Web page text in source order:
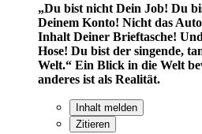
„Du bist nicht Dein Job! Du
Deinem Konto! Nicht das
Inhalt Deiner Brieftasche!
Hose! Du bist der singende,
Welt.“ Ein Blick in die Welt
anderes ist als Realität.
Inhalt melden
Zitieren